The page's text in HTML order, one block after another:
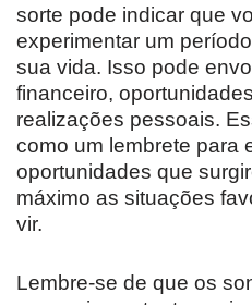
sorte pode indicar que
experimentar um
sua vida. Isso pode
financeiro,
realizações pessoais.
como um lembrete para
oportunidades que
máximo as situações
vir.
Lembre-se de que os